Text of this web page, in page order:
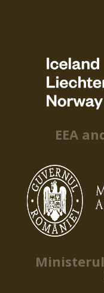
EEA